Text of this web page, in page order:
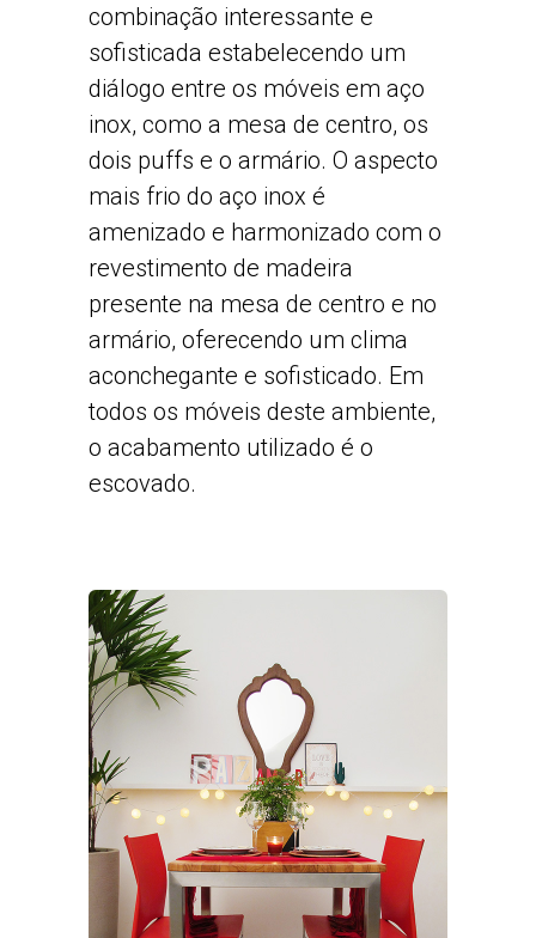
combinação interessante e
sofisticada estabelecendo um
diálogo entre os móveis em aço
inox, como a mesa de centro, os
dois puffs e o armário. O aspecto
mais frio do aço inox é
amenizado e harmonizado com o
revestimento de madeira
presente na mesa de centro e no
armário, oferecendo um clima
aconchegante e sofisticado. Em
todos os móveis deste ambiente,
o acabamento utilizado é o
escovado.